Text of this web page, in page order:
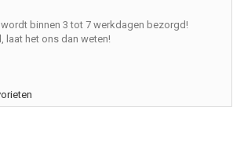
binnen 3 tot 7 werkdagen bezorgd!
laat het ons dan weten!